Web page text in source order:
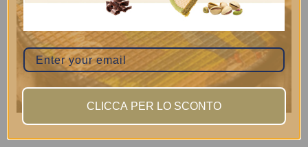
CLICCA PER LO SCONTO